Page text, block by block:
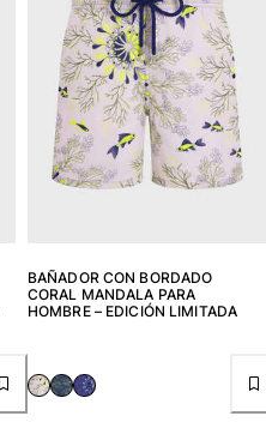
BAÑADOR CON BORDADO
CORAL MANDALA PARA
HOMBRE – EDICIÓN LIMITADA